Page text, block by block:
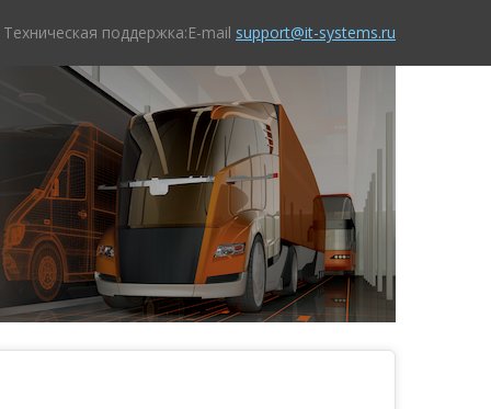
Техническая поддержка:E-mail support@it-systems.ru